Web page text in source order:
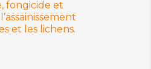
fongicide et
et les lichens.